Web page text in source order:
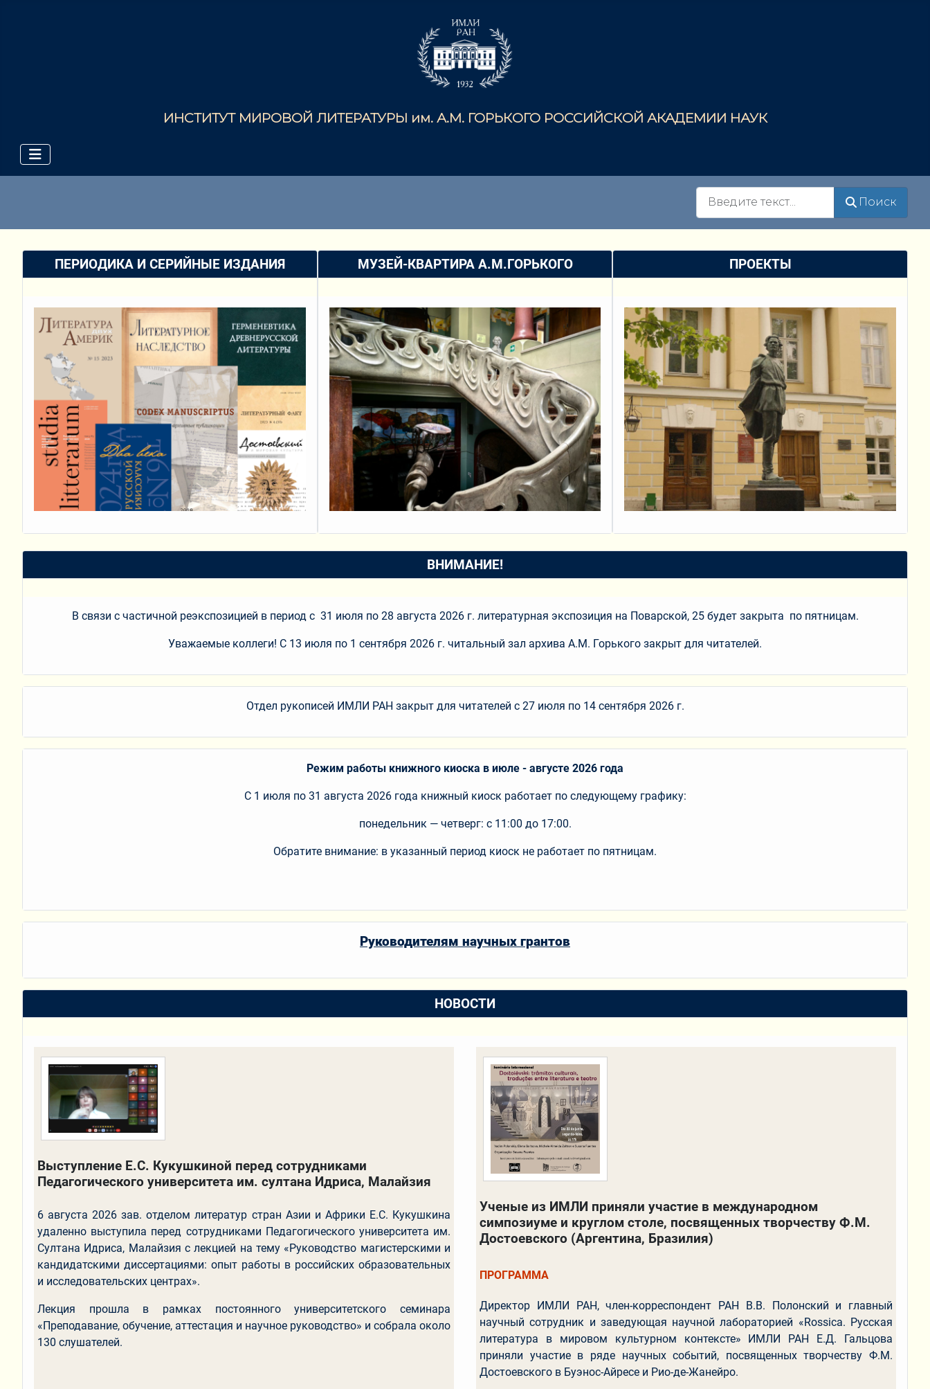
ИНСТИТУТ МИРОВОЙ ЛИТЕРАТУРЫ им. А.М. ГОРЬКОГО РОССИЙСКОЙ АКАДЕМИИ НАУК
Поиск
ПЕРИОДИКА И СЕРИЙНЫЕ ИЗДАНИЯ МУЗЕЙ-КВАРТИРА А.М.ГОРЬКОГО ПРОЕКТЫ
ВНИМАНИЕ!
В связи с частичной реэкспозицией в период с 31 июля по 28 августа 2026 г. литературная экспозиция на Поварской, 25 будет закрыта по пятницам.
Уважаемые коллеги! C 13 июля по 1 сентября 2026 г. читальный зал архива А.М. Горького закрыт для читателей.
Отдел рукописей ИМЛИ РАН закрыт для читателей c 27 июля по 14 сентября 2026 г.
Режим работы книжного киоска в июле - августе 2026 года
С 1 июля по 31 августа 2026 года книжный киоск работает по следующему графику:
понедельник — четверг: с 11:00 до 17:00.
Обратите внимание: в указанный период киоск не работает по пятницам.
Руководителям научных грантов
НОВОСТИ
Выступление Е.С. Кукушкиной перед сотрудниками
Педагогического университета им. султана Идриса, Малайзия
6 августа 2026 зав. отделом литератур стран Азии и Африки Е.С. Кукушкина
удаленно выступила перед сотрудниками Педагогического университета им.
Султана Идриса, Малайзия с лекцией на тему «Руководство магистерскими и
кандидатскими диссертациями: опыт работы в российских образовательных
и исследовательских центрах».
Лекция прошла в рамках постоянного университетского семинара
«Преподавание, обучение, аттестация и научное руководство» и собрала около
130 слушателей.
Ученые из ИМЛИ приняли участие в международном
симпозиуме и круглом столе, посвященных творчеству Ф.М.
Достоевского (Аргентина, Бразилия)
ПРОГРАММА
Директор ИМЛИ РАН, член-корреспондент РАН В.В. Полонский и главный
научный сотрудник и заведующая научной лабораторией «Rossica. Русская
литература в мировом культурном контексте» ИМЛИ РАН Е.Д. Гальцова
приняли участие в ряде научных событий, посвященных творчеству Ф.М.
Достоевского в Буэнос-Айресе и Рио-де-Жанейро.